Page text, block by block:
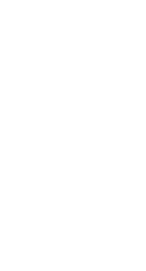
kandidatka
je pred petimi
V društvu pa
sprostitev v
mojstrovin in
kuharskih
način so si
dvignile na
tradicionalen
Članice pa
na Ptuju.